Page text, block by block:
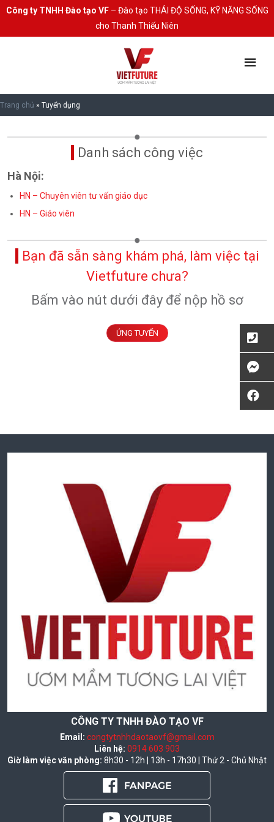
Công ty TNHH Đào tạo VF– Đào tạo THÁI ĐỘ SỐNG, KỸ NĂNG SỐNG
cho Thanh Thiếu Niên
Trang chủ » Tuyển dụng
Danh sách công việc
Hà Nội:
HN – Chuyên viên tư vấn giáo dục
HN – Giáo viên
Bạn đã sẵn sàng khám phá, làm việc tại
Vietfuture chưa?
Bấm vào nút dưới đây để nộp hồ sơ
ỨNG TUYỂN
CÔNG TY TNHH ĐÀO TẠO VF
Email: congtytnhhdaotaovf@gmail.com
Liên hệ: 0914 603 903
Giờ làm việc văn phòng: 8h30 - 12h | 13h - 17h30 | Thứ 2 - Chủ Nhật